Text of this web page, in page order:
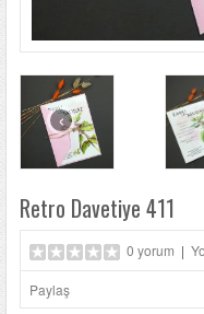
İLETIŞIM
‹
Retro Davetiye 411
0 yorum |
Paylaş